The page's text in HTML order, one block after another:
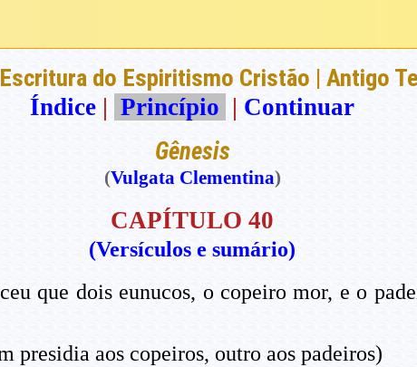
Escritura do Espiritismo Cristão | Antigo
Índice | Princípio | Continuar
Gênesis
(Vulgata Clementina)
CAPÍTULO 40
(Versículos e sumário)
que dois eunucos, o copeiro mor, e o
presidia aos copeiros, outro aos padeiros)